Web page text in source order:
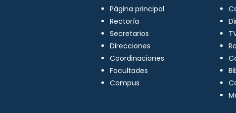
Página principal
Rectoría
Secretarios
Direcciones
Coordinaciones
Facultades
Campus